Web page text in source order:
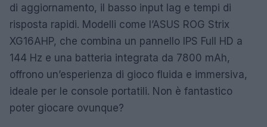
di aggiornamento, il basso input lag e tempi di
risposta rapidi. Modelli come l’ASUS ROG Strix
XG16AHP, che combina un pannello IPS Full HD a
144 Hz e una batteria integrata da 7800 mAh,
offrono un’esperienza di gioco fluida e immersiva,
ideale per le console portatili. Non è fantastico
poter giocare ovunque?